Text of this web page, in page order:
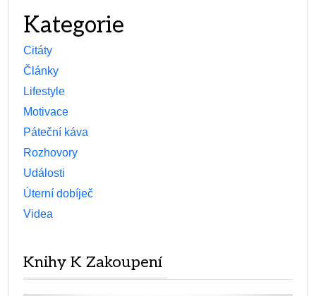
Kategorie
Citáty
Články
Lifestyle
Motivace
Páteční káva
Rozhovory
Události
Úterní dobíječ
Videa
Knihy K Zakoupení